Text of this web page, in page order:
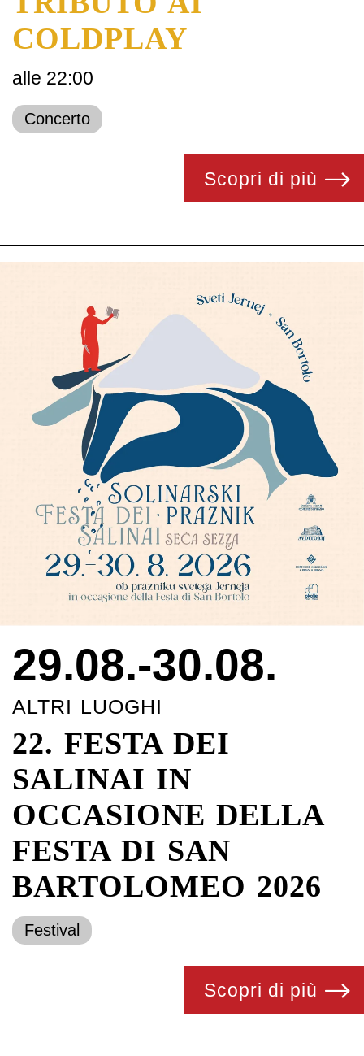
COLDPLAY
alle 22:00
Concerto
Scopri di più
29.08.-30.08.
ALTRI LUOGHI
22. FESTA DEI
SALINAI IN
OCCASIONE DELLA
FESTA DI SAN
BARTOLOMEO 2026
Festival
Scopri di più